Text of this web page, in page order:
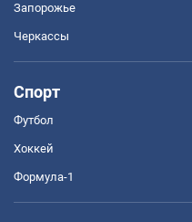
Запорожье
Черкассы
Спорт
Футбол
Хоккей
Формула-1